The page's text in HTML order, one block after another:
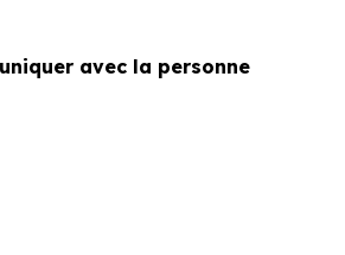
avec la personne